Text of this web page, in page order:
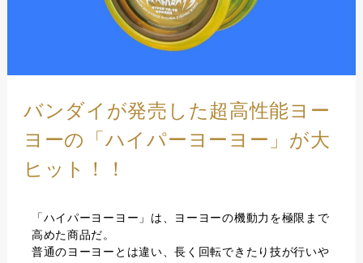
バンダイが発売した超高性能ヨー
ヨーの「ハイパーヨーヨー」が大
ヒット！！
「ハイパーヨーヨー」は、ヨーヨーの機動力を極限まで
高めた商品だ。
普通のヨーヨーとは違い、長く回転できたり技が行いや